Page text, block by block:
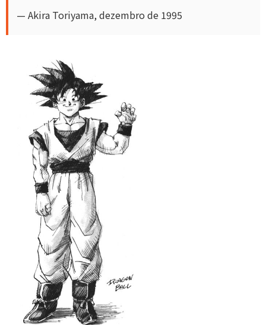
— Akira Toriyama, dezembro de 1995